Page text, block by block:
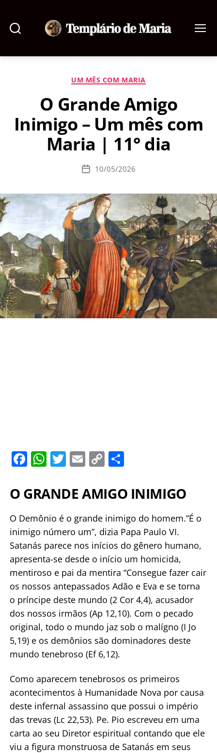
de
Categorias
UM MÊS COM MARIA
O Grande Amigo
Inimigo – Um mês com
Maria | 11° dia
Data10/05/2026
F
c
e
b
o
o
k
W
at
s
A
p
p
T
itt
er
E
ai
l
C
p
y
Li
n
k
ar
e
O GRANDE AMIGO INIMIGO
O Demônio é o grande inimigo do homem.”É o
inimigo número um”, dizia Papa Paulo VI.
Satanás parece nos inícios do gênero humano,
apresenta-se desde o início um homicida,
mentiroso e pai da mentira “Consegue fazer cair
os nossos antepassados Adão e Eva e se torna
o príncipe deste mundo (2 Cor 4,4), acusador
dos nossos irmãos (Ap 12,10). Com o pecado
original, todo o mundo jaz sob o malígno (I Jo
5,19) e os demônios são dominadores deste
mundo tenebroso (Ef 6,12).
Como aparecem tenebrosos os primeiros
acontecimentos à Humanidade Nova por causa
deste infernal assassino que possui o império
das trevas (Lc 22,53). Pe. Pio escreveu em uma
carta ao seu Diretor espiritual contando que ele
viu a figura monstruosa de Satanás em seus